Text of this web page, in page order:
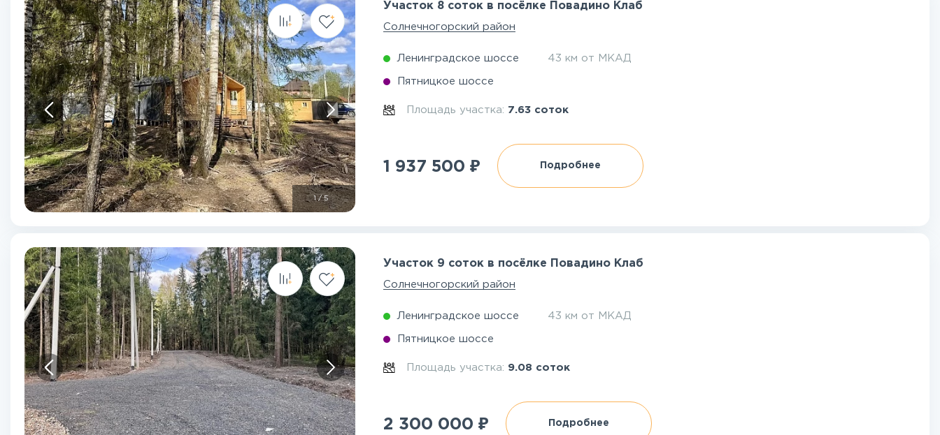
1/5
Участок 8 соток в посёлке Повадино Клаб
Солнечногорский район
Ленинградское шоссе 43 км от МКАД
Пятницкое шоссе
Площадь участка: 7.63 соток
1 937 500 ₽ Подробнее
Участок 9 соток в посёлке Повадино Клаб
Солнечногорский район
Ленинградское шоссе 43 км от МКАД
Пятницкое шоссе
Площадь участка: 9.08 соток
2 300 000 ₽ Подробнее